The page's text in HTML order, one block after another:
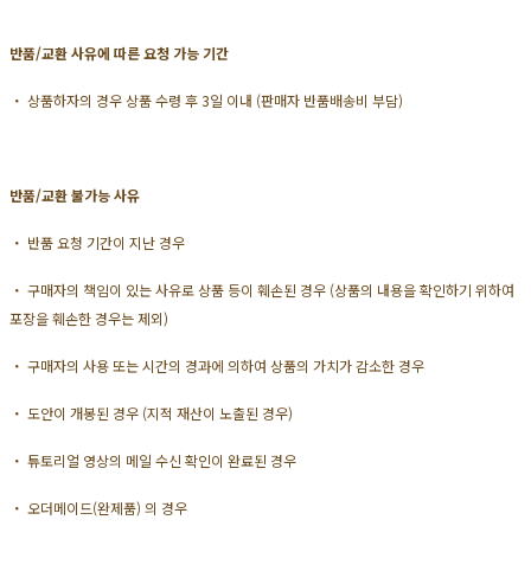
반품/교환 사유에 따른 요청 가능 기간
・ 상품하자의 경우 상품 수령 후 3일 이내 (판매자 반품배송비 부담)
반품/교환 불가능 사유
・ 반품 요청 기간이 지난 경우
・ 구매자의 책임이 있는 사유로 상품 등이 훼손된 경우 (상품의 내용을 확인하기 위하여
포장을 훼손한 경우는 제외)
・ 구매자의 사용 또는 시간의 경과에 의하여 상품의 가치가 감소한 경우
・ 도안이 개봉된 경우 (지적 재산이 노출된 경우)
・ 튜토리얼 영상의 메일 수신 확인이 완료된 경우
・ 오더메이드(완제품) 의 경우